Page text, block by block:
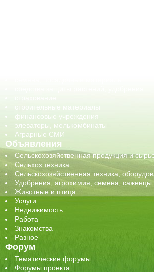
строительные материалы
финансовые учреждения
элеваторы, мелькомбинаты
Аграрные СМИ
Объявления
Сельскохозяйственная продукция и
Сельхоз техника
Сельскохозяйственная техника,
Удобрения, агрохимия, семена, саженцы
Животные и птица
Услуги
Недвижимость
Работа
Знакомства
Разное
Форум
Тематические форумы
Форумы проекта